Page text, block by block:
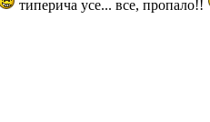
типерича усе... все, пропало!!